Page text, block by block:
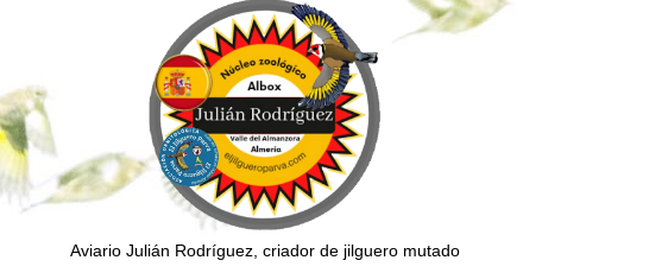
Aviario Julián Rodríguez, criador de jilguero mutado